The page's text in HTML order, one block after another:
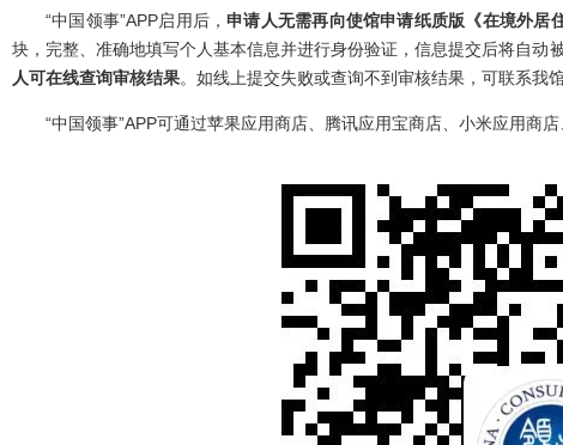
“中国领事”APP启用后，申请人无需再向使馆申请纸质版《在境外居
块，完整、准确地填写个人基本信息并进行身份验证，信息提交后将自
人可在线查询审核结果。如线上提交失败或查询不到审核结果，可联系我
“中国领事”APP可通过苹果应用商店、腾讯应用宝商店、小米应用商店